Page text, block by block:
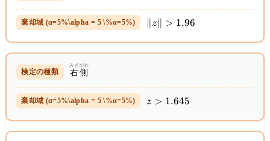
\|z\|
1.96
∥z > 1.96
右側
みぎがわ
z >
z > 1.645